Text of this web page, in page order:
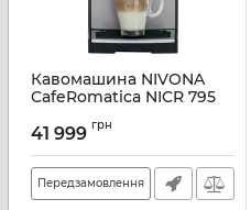
Кавомашина NIVONA
CafeRomatica NICR 795
41 999 грн
Передзамовлення